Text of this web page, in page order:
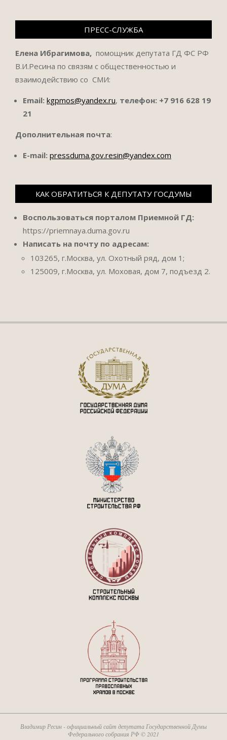
ПРЕСС-СЛУЖБА
Елена Ибрагимова, помощник депутата ГД ФС РФ
В.И.Ресина по связям с общественностью и
взаимодействию со СМИ:
Email: kgpmos@yandex.ru, телефон: +7 916 628 19
21
Дополнительная почта:
E-mail: pressduma.gov.resin@yandex.com
КАК ОБРАТИТЬСЯ К ДЕПУТАТУ ГОСДУМЫ
Воспользоваться порталом Приемной ГД:
https://priemnaya.duma.gov.ru
Написать на почту по адресам:
103265, г.Москва, ул. Охотный ряд, дом 1;
125009, г.Москва, ул. Моховая, дом 7, подъезд 2.
Владимир Ресин - официальный сайт депутата Государственной Думы
Федерального собрания РФ © 2021